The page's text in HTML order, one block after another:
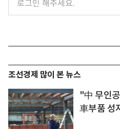
조선경제 많이 본 뉴스
"中 무인
車부품 성